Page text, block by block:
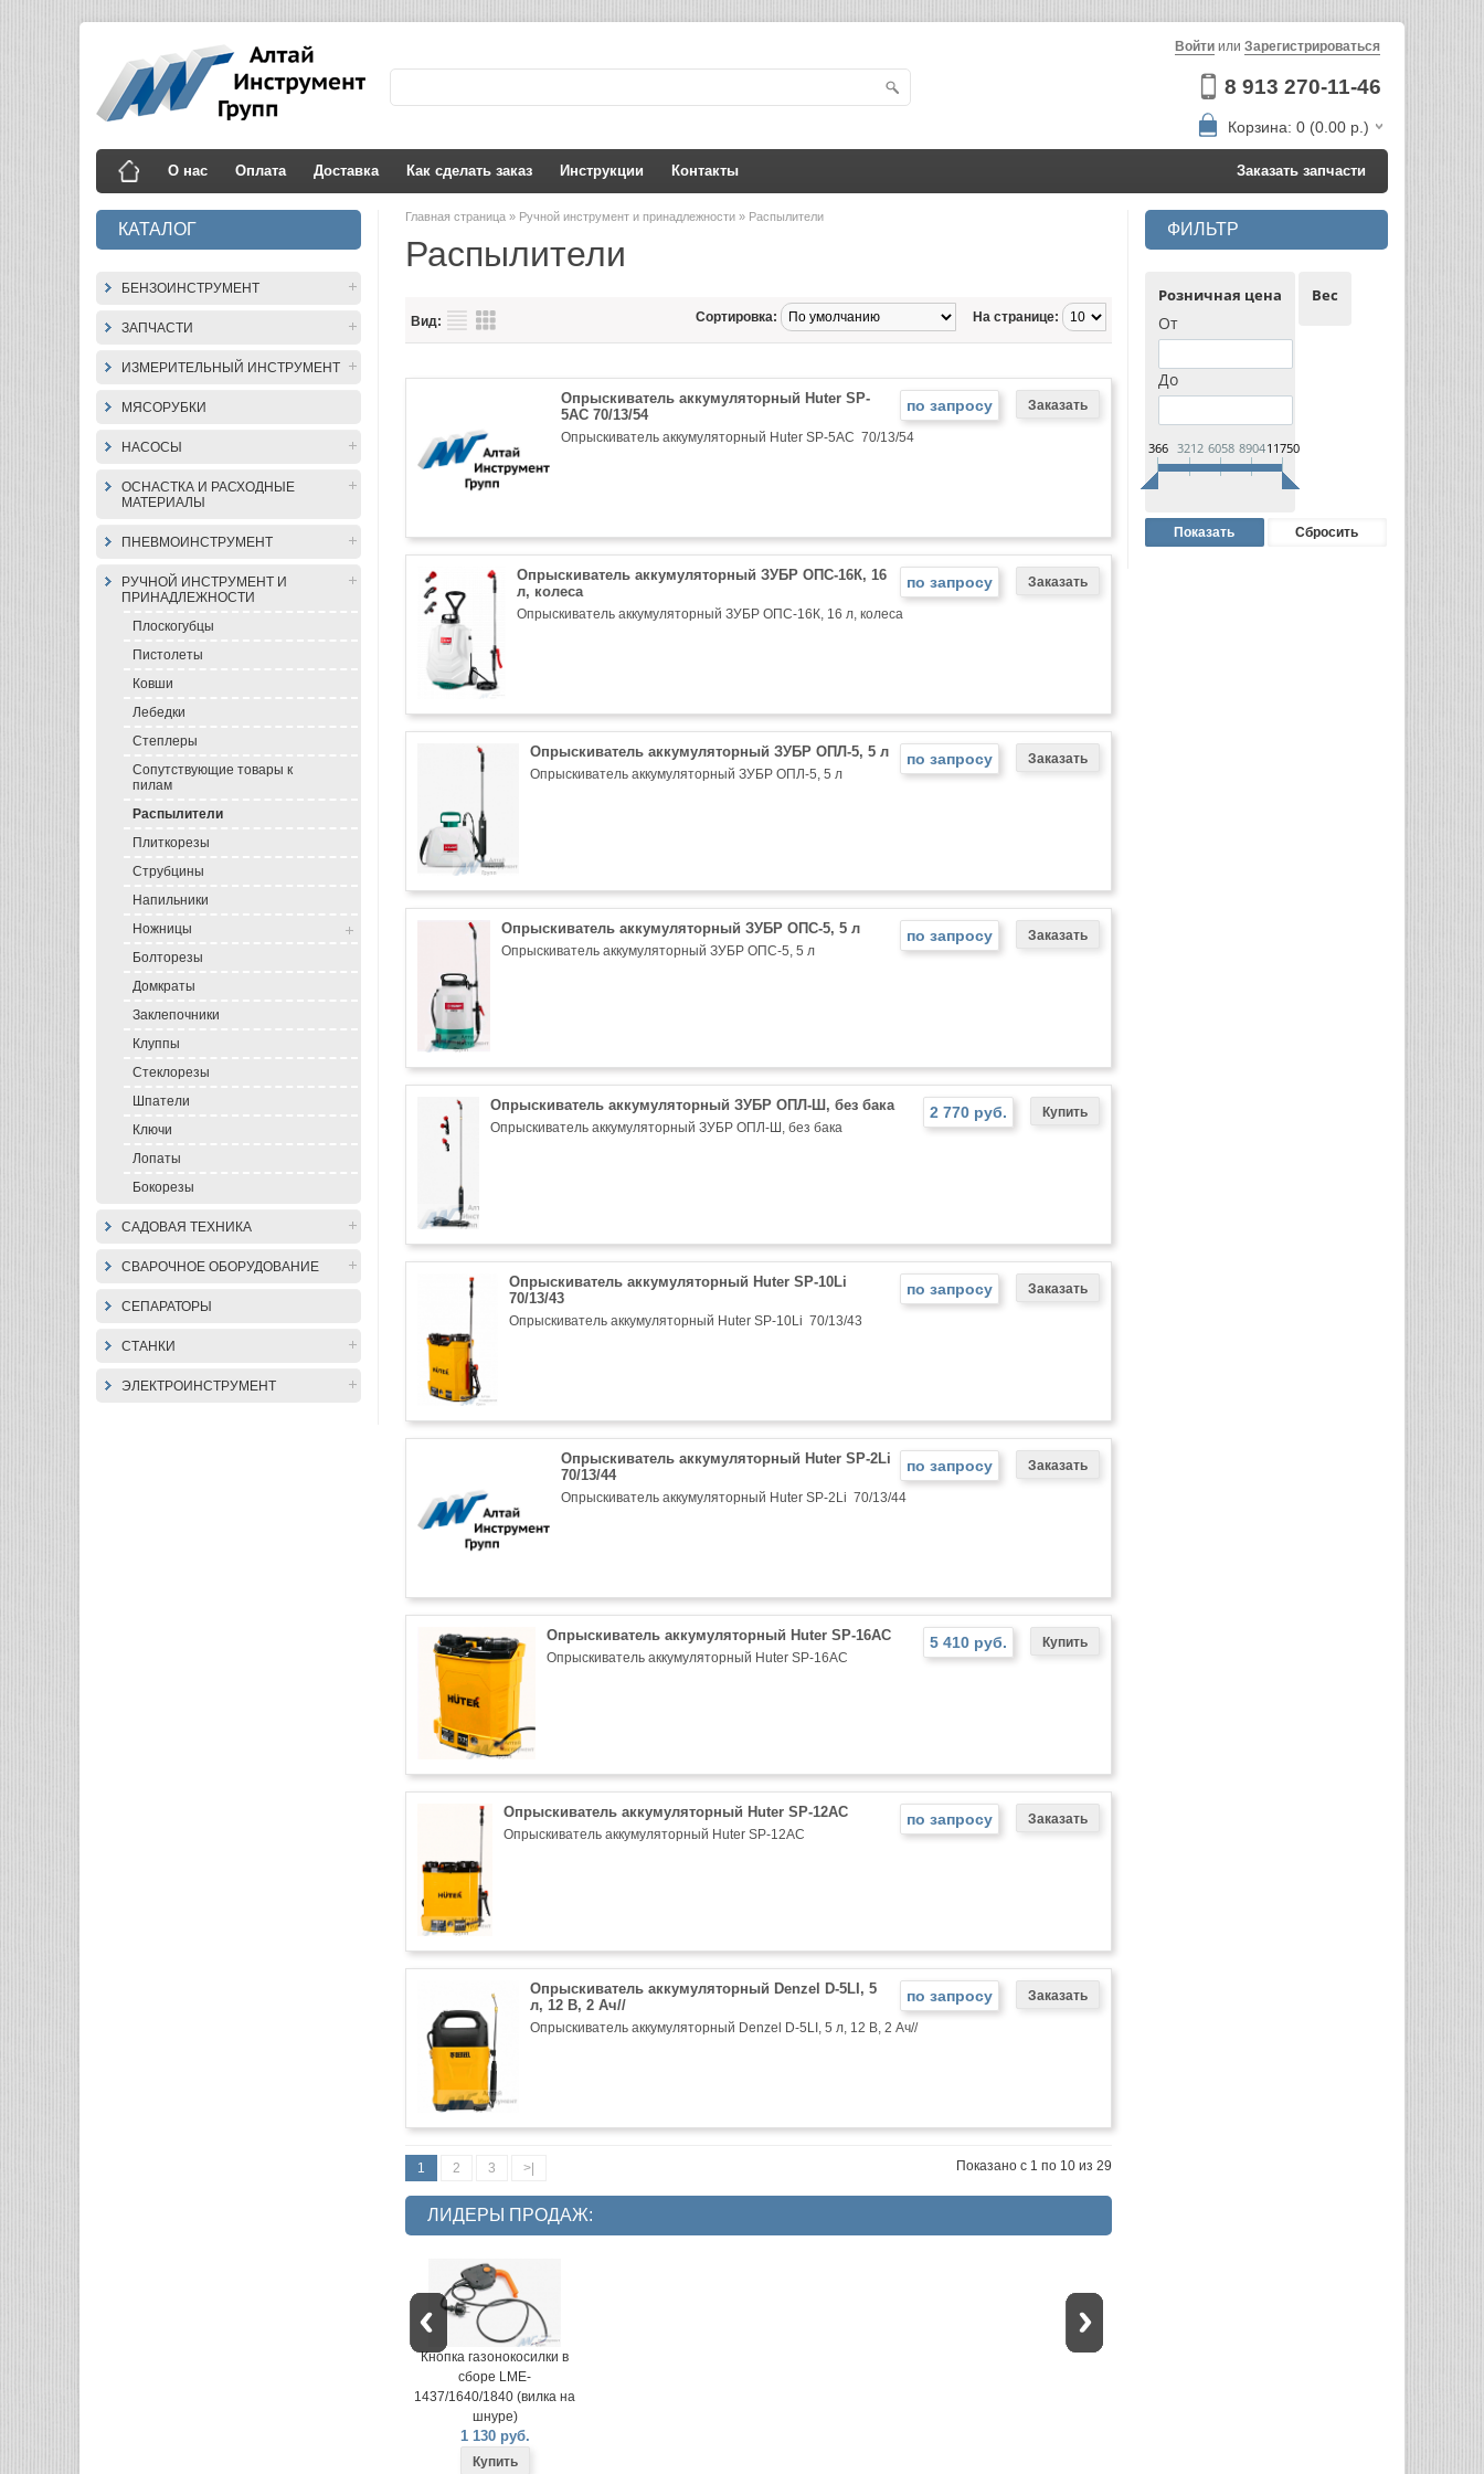
8 913 270-11-46
Войти или Зарегистрироваться
Корзина: 0 (0.00 р.)
О нас Оплата Доставка Как сделать заказ Инструкции Контакты Заказать запчасти
КАТАЛОГ
БЕНЗОИНСТРУМЕНТ
ЗАПЧАСТИ
ИЗМЕРИТЕЛЬНЫЙ ИНСТРУМЕНТ
МЯСОРУБКИ
НАСОСЫ
ОСНАСТКА И РАСХОДНЫЕ
МАТЕРИАЛЫ
ПНЕВМОИНСТРУМЕНТ
РУЧНОЙ ИНСТРУМЕНТ И
ПРИНАДЛЕЖНОСТИ
Плоскогубцы
Пистолеты
Ковши
Лебедки
Степлеры
Сопутствующие товары к
пилам
Распылители
Плиткорезы
Струбцины
Напильники
Ножницы
Болторезы
Домкраты
Заклепочники
Клуппы
Стеклорезы
Шпатели
Ключи
Лопаты
Бокорезы
САДОВАЯ ТЕХНИКА
СВАРОЧНОЕ ОБОРУДОВАНИЕ
СЕПАРАТОРЫ
СТАНКИ
ЭЛЕКТРОИНСТРУМЕНТ
ФИЛЬТР
Розничная цена
От
До
366 3212 6058 890411750
Вес
Главная страница » Ручной инструмент и принадлежности » Распылители
Распылители
Вид: На странице:
Сортировка:
по запросу
Опрыскиватель аккумуляторный Huter SP-
5AC 70/13/54
Опрыскиватель аккумуляторный Huter SP-5AC 70/13/54
по запросу
Опрыскиватель аккумуляторный ЗУБР ОПС-16К, 16
л, колеса
Опрыскиватель аккумуляторный ЗУБР ОПС-16К, 16 л, колеса
по запросу
Опрыскиватель аккумуляторный ЗУБР ОПЛ-5, 5 л
Опрыскиватель аккумуляторный ЗУБР ОПЛ-5, 5 л
по запросу
Опрыскиватель аккумуляторный ЗУБР ОПС-5, 5 л
Опрыскиватель аккумуляторный ЗУБР ОПС-5, 5 л
2 770 руб.
Опрыскиватель аккумуляторный ЗУБР ОПЛ-Ш, без бака
Опрыскиватель аккумуляторный ЗУБР ОПЛ-Ш, без бака
по запросу
Опрыскиватель аккумуляторный Huter SP-10Li
70/13/43
Опрыскиватель аккумуляторный Huter SP-10Li 70/13/43
по запросу
Опрыскиватель аккумуляторный Huter SP-2Li
70/13/44
Опрыскиватель аккумуляторный Huter SP-2Li 70/13/44
5 410 руб.
Опрыскиватель аккумуляторный Huter SP-16AC
Опрыскиватель аккумуляторный Huter SP-16AC
по запросу
Опрыскиватель аккумуляторный Huter SP-12AC
Опрыскиватель аккумуляторный Huter SP-12AC
по запросу
Опрыскиватель аккумуляторный Denzel D-5LI, 5
л, 12 В, 2 Ач//
Опрыскиватель аккумуляторный Denzel D-5LI, 5 л, 12 В, 2 Ач//
1 2 3 >| Показано с 1 по 10 из 29
ЛИДЕРЫ ПРОДАЖ:
Кнопка газонокосилки в
сборе LME-
1437/1640/1840 (вилка на
шнуре)
1 130 руб.